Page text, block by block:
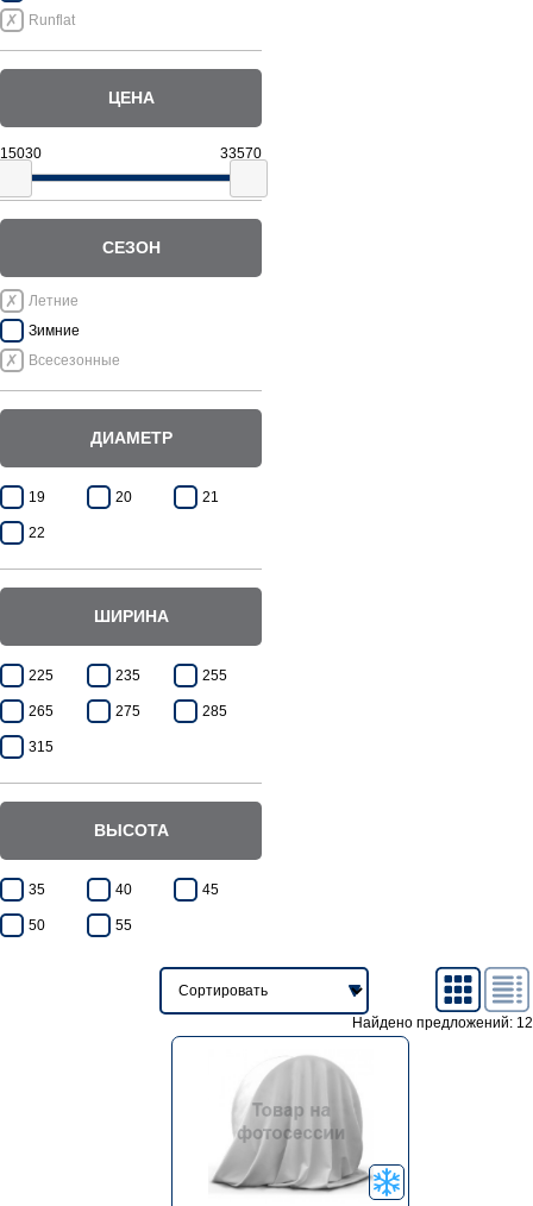
Runflat
ЦЕНА
СЕЗОН
Летние
Зимние
Всесезонные
ДИАМЕТР
19 20 21
22
ШИРИНА
225 235 255
265 275 285
315
ВЫСОТА
35 40 45
50 55
Найдено предложений: 12